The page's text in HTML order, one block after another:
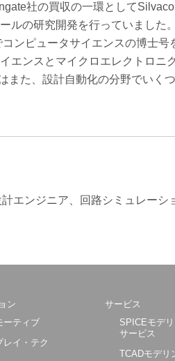
社の買収の一環として
ルの研究開発を行っていました。
ンピュータサイエンスの博士号
エンスとマイクロエレクトロニ
また、設計自動化の分野でいく
エンジニア、回路シミュレーシ
ン
ーティブ
レイ・テク
サービス
SPICEモデリ
サービス
TCADモデリ